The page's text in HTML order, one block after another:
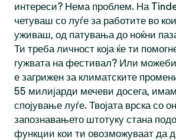
интереси? Нема проблем. На
четуваш со луѓе за работите во
уживаш, од патувања до ноќни
Ти треба личност која ќе ти
гужвата на фестивал? Или можеби
е загрижен за климатските
55 милијарди мечеви досега,
спојување луѓе. Твојата врска со
запознавањето штотуку стана
функции кои ти овозможуваат да